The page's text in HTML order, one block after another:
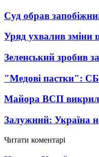
Суд обрав
Уряд ухвалив зміни
Зеленський зробив
"Медові пастки":
Майора ВСП
Залужний: Україна
Читати коментарі